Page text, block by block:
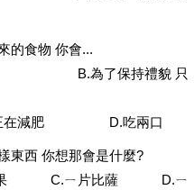
的食物 你會...
了 B.為了保持禮貌 只
正在減肥 D.吃兩口
西 你想那會是什麼?
C.ㄧ片比薩 D.ㄧ